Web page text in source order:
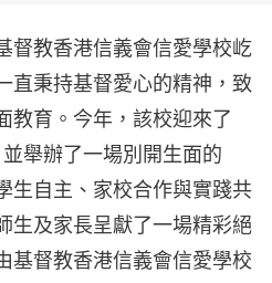
督教香港信義會信愛學校屹
直秉持基督愛心的精神，致
教育。今年，該校迎來了
舉辦了一場別開生面的
生自主、家校合作與實踐共
生及家長呈獻了一場精彩絕
基督教香港信義會信愛學校